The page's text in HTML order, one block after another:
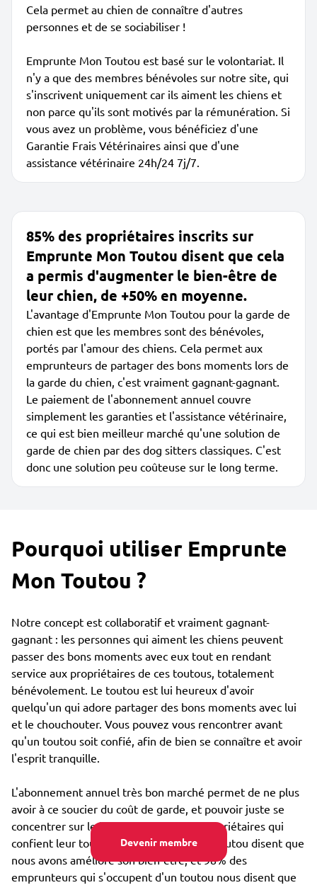
Devenir membre
Cela permet au chien de connaître d'autres
personnes et de se sociabiliser !
Emprunte Mon Toutou est basé sur le volontariat. Il
n'y a que des membres bénévoles sur notre site, qui
s'inscrivent uniquement car ils aiment les chiens et
non parce qu'ils sont motivés par la rémunération. Si
vous avez un problème, vous bénéficiez d'une
Garantie Frais Vétérinaires ainsi que d'une
assistance vétérinaire 24h/24 7j/7.
85% des propriétaires inscrits sur
Emprunte Mon Toutou disent que cela
a permis d'augmenter le bien-être de
leur chien, de +50% en moyenne.
L'avantage d'Emprunte Mon Toutou pour la garde de
chien est que les membres sont des bénévoles,
portés par l'amour des chiens. Cela permet aux
emprunteurs de partager des bons moments lors de
la garde du chien, c'est vraiment gagnant-gagnant.
Le paiement de l'abonnement annuel couvre
simplement les garanties et l'assistance vétérinaire,
ce qui est bien meilleur marché qu'une solution de
garde de chien par des dog sitters classiques. C'est
donc une solution peu coûteuse sur le long terme.
Pourquoi utiliser Emprunte
Mon Toutou ?
Notre concept est collaboratif et vraiment gagnant-
gagnant : les personnes qui aiment les chiens peuvent
passer des bons moments avec eux tout en rendant
service aux propriétaires de ces toutous, totalement
bénévolement. Le toutou est lui heureux d'avoir
quelqu'un qui adore partager des bons moments avec lui
et le chouchouter. Vous pouvez vous rencontrer avant
qu'un toutou soit confié, afin de bien se connaître et avoir
l'esprit tranquille.
L'abonnement annuel très bon marché permet de ne plus
avoir à ce soucier du coût de garde, et pouvoir juste se
concentrer sur le bien-être : 85% des propriétaires qui
confient leur toutou par Emprunte Mon Toutou disent que
nous avons amélioré son bien-être, et 98% des
emprunteurs qui s'occupent d'un toutou nous disent que